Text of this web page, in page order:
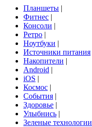
Планшеты |
Фитнес |
Консоли |
Ретро |
Ноутбуки |
Источники питания
Накопители |
Android |
iOS |
Космос |
События |
Здоровье |
Улыбнись |
Зеленые технологии